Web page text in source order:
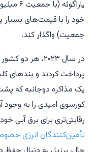
پاراگوئه (با جمعیت ۶ میلیون نفر) را
جمعیت) واگذار کند.
در سال ۲۰۲۳،
پرداخت کردند و بندهای
یک مذاکره دوجانبه که
کورسوی امیدی را به وجود
رقابتی‌تری برای برق آبی
تأمین‌کنندگان انرژی